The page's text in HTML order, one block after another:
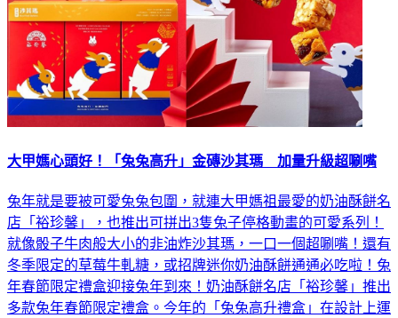
兔年就是要被可愛兔兔包圍，就連大甲媽祖最愛的奶油酥餅名
店「裕珍馨」，也推出可拼出3隻兔子停格動畫的可愛系列！
就像骰子牛肉般大小的非油炸沙其瑪，一口一個超唰嘴！還有
冬季限定的草莓牛軋糖，或招牌迷你奶油酥餅通通必吃啦！兔
年春節限定禮盒迎接兔年到來！奶油酥餅名店「裕珍馨」推出